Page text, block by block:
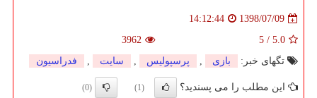
1398/07/09
14:12:44
5.0
/
5
3962
تگهای خبر:
بازی , پرسپولیس , سایت , فدراسیون
این مطلب را می پسندید؟ (1)
(0)